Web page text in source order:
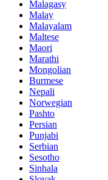
Malagasy
Malay
Malayalam
Maltese
Maori
Marathi
Mongolian
Burmese
Nepali
Norwegian
Pashto
Persian
Punjabi
Serbian
Sesotho
Sinhala